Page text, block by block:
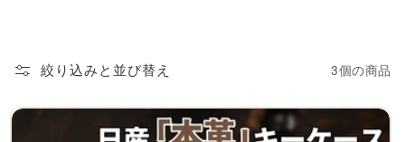
ン
絞り込みと並び替え 3個の商品